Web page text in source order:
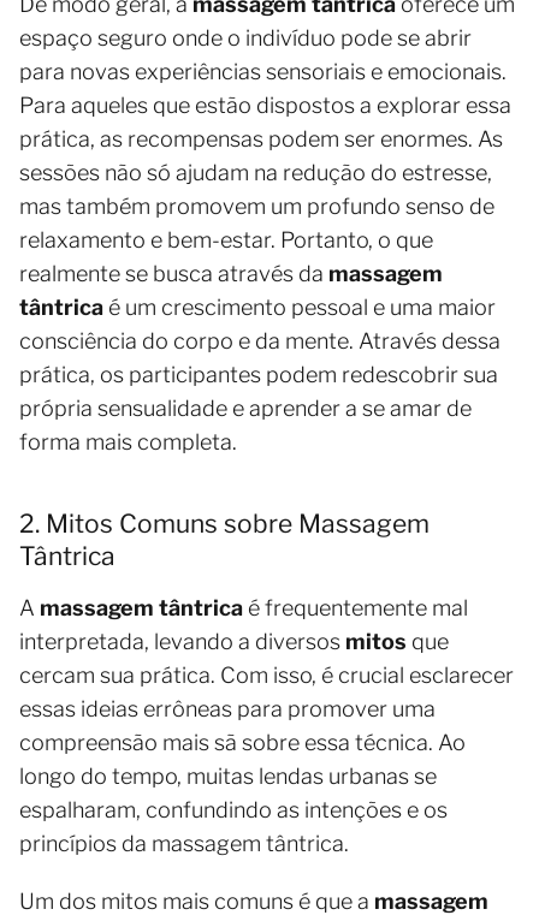
espaço seguro onde o indivíduo pode se abrir
para novas experiências sensoriais e emocionais.
Para aqueles que estão dispostos a explorar essa
prática, as recompensas podem ser enormes. As
sessões não só ajudam na redução do estresse,
mas também promovem um profundo senso de
relaxamento e bem-estar. Portanto, o que
realmente se busca através da massagem
tântrica é um crescimento pessoal e uma maior
consciência do corpo e da mente. Através dessa
prática, os participantes podem redescobrir sua
própria sensualidade e aprender a se amar de
forma mais completa.
2. Mitos Comuns sobre Massagem
Tântrica
A massagem tântrica é frequentemente mal
interpretada, levando a diversos mitos que
cercam sua prática. Com isso, é crucial esclarecer
essas ideias errôneas para promover uma
compreensão mais sã sobre essa técnica. Ao
longo do tempo, muitas lendas urbanas se
espalharam, confundindo as intenções e os
princípios da massagem tântrica.
Um dos mitos mais comuns é que a massagem